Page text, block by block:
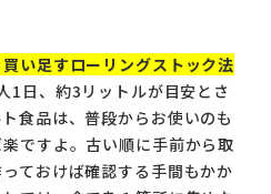
い足すローリングストック法
1日、約3リットルが目安とさ
食品は、普段からお使いのも
ですよ。古い順に手前から取
ておけば確認する手間もかか